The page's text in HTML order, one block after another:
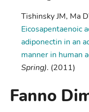
Tishinsky JM, Ma
Eicosapentaenoic
adiponectin in an
manner in human
Spring). (2011)
Fanno